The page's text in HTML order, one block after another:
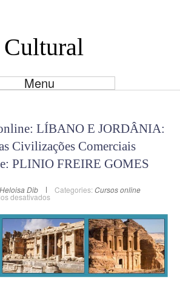
Menu
LÍBANO E JORDÂNIA:
Civilizações Comerciais
PLINIO FREIRE GOMES
Heloisa Dib Categories: Cursos online
desativadosem
LÍBANO
E
JORDÂNIA:
a
Era
das
Civilizações
Comerciais
Docente: